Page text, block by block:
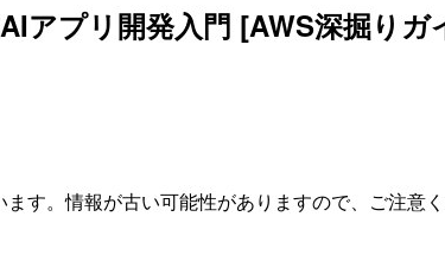
アプリ開発入門 [AWS深掘りガ
す。情報が古い可能性がありますので、ご注意く